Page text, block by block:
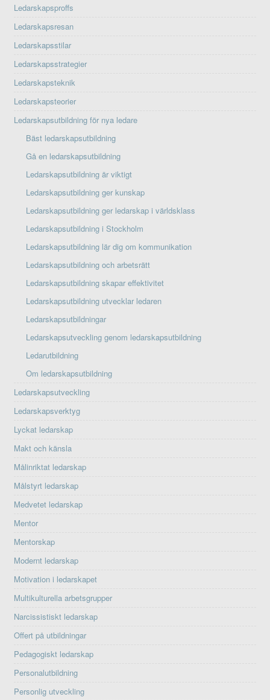
Ledarskapsproffs
Ledarskapsresan
Ledarskapsstilar
Ledarskapsstrategier
Ledarskapsteknik
Ledarskapsteorier
Ledarskapsutbildning för nya ledare
Bäst ledarskapsutbildning
Gå en ledarskapsutbildning
Ledarskapsutbildning är viktigt
Ledarskapsutbildning ger kunskap
Ledarskapsutbildning ger ledarskap i världsklass
Ledarskapsutbildning i Stockholm
Ledarskapsutbildning lär dig om kommunikation
Ledarskapsutbildning och arbetsrätt
Ledarskapsutbildning skapar effektivitet
Ledarskapsutbildning utvecklar ledaren
Ledarskapsutbildningar
Ledarskapsutveckling genom ledarskapsutbildning
Ledarutbildning
Om ledarskapsutbildning
Ledarskapsutveckling
Ledarskapsverktyg
Lyckat ledarskap
Makt och känsla
Målinriktat ledarskap
Målstyrt ledarskap
Medvetet ledarskap
Mentor
Mentorskap
Modernt ledarskap
Motivation i ledarskapet
Multikulturella arbetsgrupper
Narcissistiskt ledarskap
Offert på utbildningar
Pedagogiskt ledarskap
Personalutbildning
Personlig utveckling